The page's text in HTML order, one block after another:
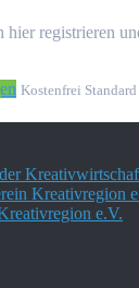
hier registrieren
Kostenfrei
Kreativregion
e.V.